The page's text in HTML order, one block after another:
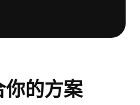
你的方案